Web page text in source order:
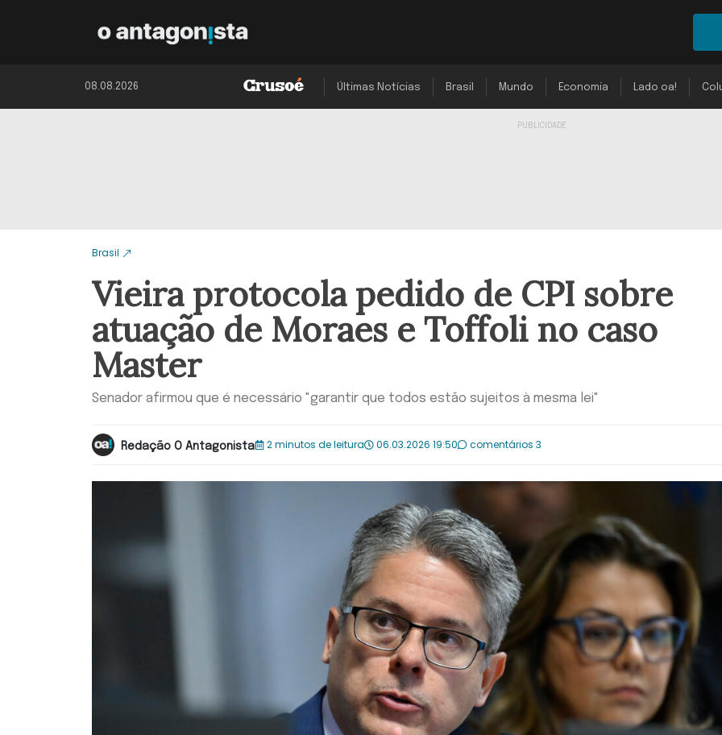
08.08.2026 Últimas Notícias Brasil Mundo Economia Lado oa!
Brasil
Vieira protocola pedido de CPI sobre
atuação de Moraes e Toffoli no caso
Master
Senador afirmou que é necessário "garantir que todos estão sujeitos à mesma lei"
Redação O Antagonista 2 minutos de leitura 06.03.2026 19:50 comentários 3